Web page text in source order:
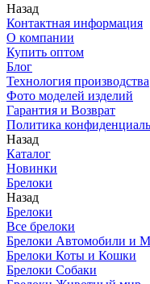
Назад
Контактная информация
О компании
Купить оптом
Блог
Технология производства
Фото моделей изделий
Гарантия и Возврат
Политика
Назад
Каталог
Новинки
Брелоки
Назад
Брелоки
Все брелоки
Брелоки Автомобили и
Брелоки Коты и Кошки
Брелоки Собаки